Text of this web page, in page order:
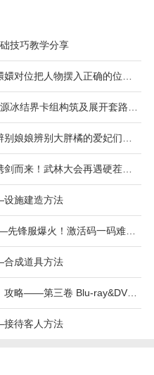
一步进行第二次融合得
合路线可以进行融合。
尸海滩融合旅行的 手机
，本站是您下载安卓手
技巧教学分享
《就我眼神好》攻略——嬛嬛对位把人物摆入正确的位置通关攻略
《游戏王MD》攻略——水源冰结界卡组构筑及展开套路分享
《射雕》攻略——丘处机携剑而来！武林大会再遇硬茬，走位与协作的极致考验
施建造方法
《天龙八部·归来》攻略——先锋服爆火！激活码一码难求炒到天价？
成道具方法
《岁月流逝饭菜依旧美味》攻略——第三卷 Blu-ray&DVD 封面正式公布
待客人方法